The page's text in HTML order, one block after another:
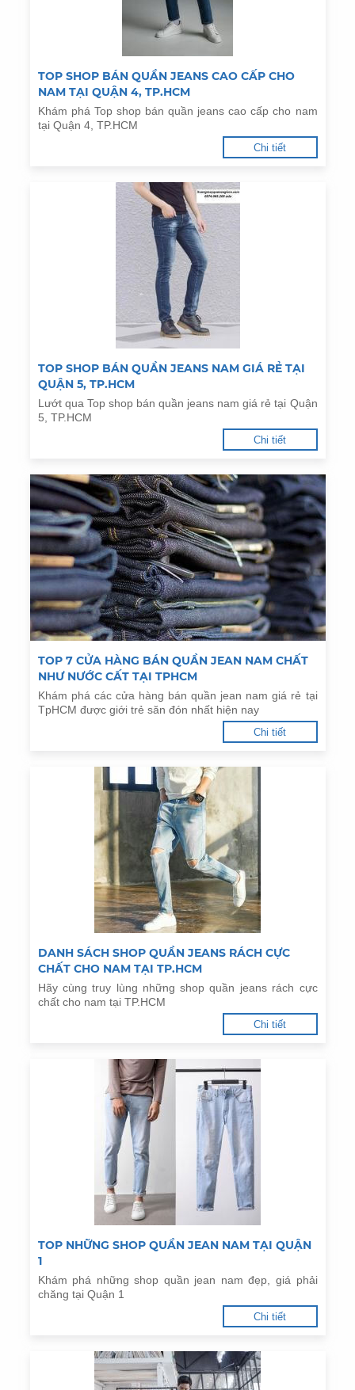
TOP SHOP BÁN QUẦN JEANS CAO CẤP CHO
NAM TẠI QUẬN 4, TP.HCM
Khám phá Top shop bán quần jeans cao cấp cho nam
tại Quận 4, TP.HCM
Chi tiết
TOP SHOP BÁN QUẦN JEANS NAM GIÁ RẺ TẠI
QUẬN 5, TP.HCM
Lướt qua Top shop bán quần jeans nam giá rẻ tại Quận
5, TP.HCM
Chi tiết
TOP 7 CỬA HÀNG BÁN QUẦN JEAN NAM CHẤT
NHƯ NƯỚC CẤT TẠI TPHCM
Khám phá các cửa hàng bán quần jean nam giá rẻ tại
TpHCM được giới trẻ săn đón nhất hiện nay
Chi tiết
DANH SÁCH SHOP QUẦN JEANS RÁCH CỰC
CHẤT CHO NAM TẠI TP.HCM
Hãy cùng truy lùng những shop quần jeans rách cực
chất cho nam tại TP.HCM
Chi tiết
TOP NHỮNG SHOP QUẦN JEAN NAM TẠI QUẬN
1
Khám phá những shop quần jean nam đẹp, giá phải
chăng tại Quận 1
Chi tiết